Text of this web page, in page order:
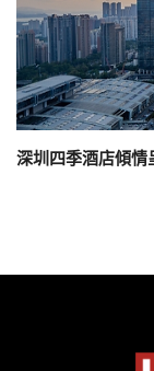
深圳四季酒店傾情